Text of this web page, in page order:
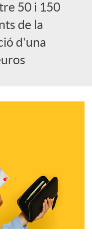
50 i 150
de la
d'una